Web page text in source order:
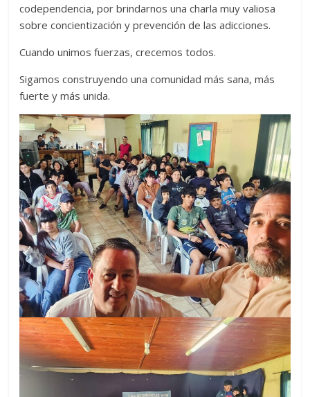
codependencia, por brindarnos una charla muy valiosa
sobre concientización y prevención de las adicciones.
Cuando unimos fuerzas, crecemos todos.
Sigamos construyendo una comunidad más sana, más
fuerte y más unida.